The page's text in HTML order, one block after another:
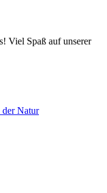
Viel Spaß auf unserer
Natur